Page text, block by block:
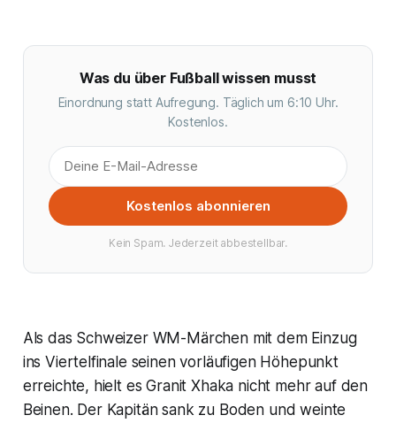
Was du über Fußball wissen musst
Einordnung statt Aufregung. Täglich um 6:10 Uhr.
Kostenlos.
Kostenlos abonnieren
Kein Spam. Jederzeit abbestellbar.
Als das Schweizer WM-Märchen mit dem Einzug
ins Viertelfinale seinen vorläufigen Höhepunkt
erreichte, hielt es Granit Xhaka nicht mehr auf den
Beinen. Der Kapitän sank zu Boden und weinte